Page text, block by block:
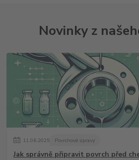
Novinky z
11.06.2025 Povrchové úpravy
Jak správně připravit povrch před